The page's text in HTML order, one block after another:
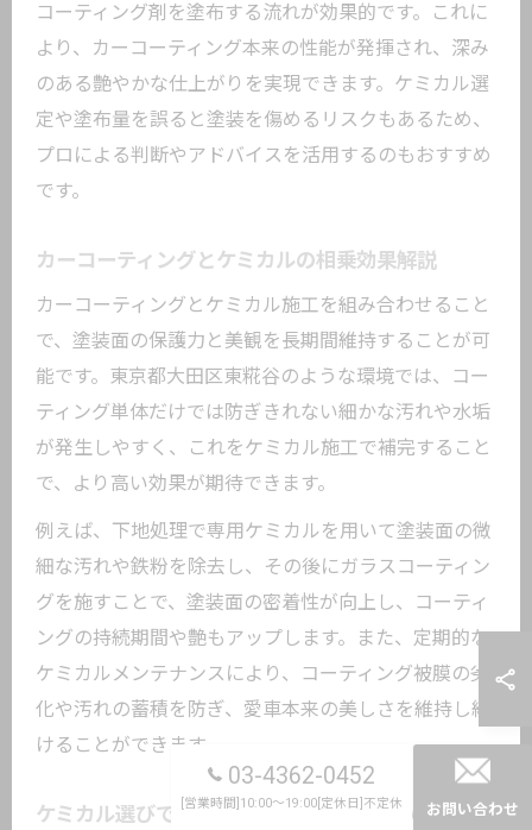
コーティング剤を塗布する流れが効果的です。これに
より、カーコーティング本来の性能が発揮され、深み
のある艶やかな仕上がりを実現できます。ケミカル選
定や塗布量を誤ると塗装を傷めるリスクもあるため、
プロによる判断やアドバイスを活用するのもおすすめ
です。
カーコーティングとケミカルの相乗効果解説
カーコーティングとケミカル施工を組み合わせること
で、塗装面の保護力と美観を長期間維持することが可
能です。東京都大田区東糀谷のような環境では、コー
ティング単体だけでは防ぎきれない細かな汚れや水垢
が発生しやすく、これをケミカル施工で補完すること
で、より高い効果が期待できます。
例えば、下地処理で専用ケミカルを用いて塗装面の微
細な汚れや鉄粉を除去し、その後にガラスコーティン
グを施すことで、塗装面の密着性が向上し、コーティ
ングの持続期間や艶もアップします。また、定期的な
ケミカルメンテナンスにより、コーティング被膜の劣
化や汚れの蓄積を防ぎ、愛車本来の美しさを維持し続
けることができます。
ケミカル選びで差がつく艶の持続テクニック
03-4362-0452
[営業時間]10:00～19:00[定休日]不定休 お問い合わせ